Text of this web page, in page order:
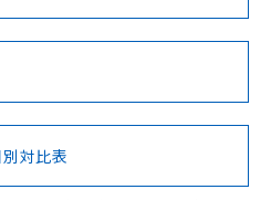
Cd Cr(VI)
No No
の規格認証/適合状況ページへ
らのページからご検索ください
対比表